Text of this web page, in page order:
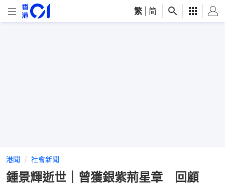
繁 简
港聞 社會新聞
鍾景輝逝世｜曾獲銀紫荊星章 回顧